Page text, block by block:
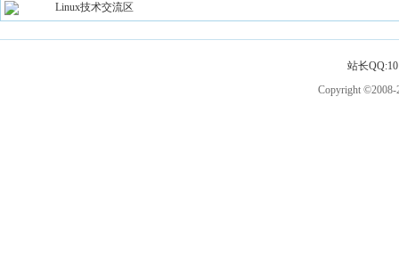
Linux技术交流区
站长
Copyright